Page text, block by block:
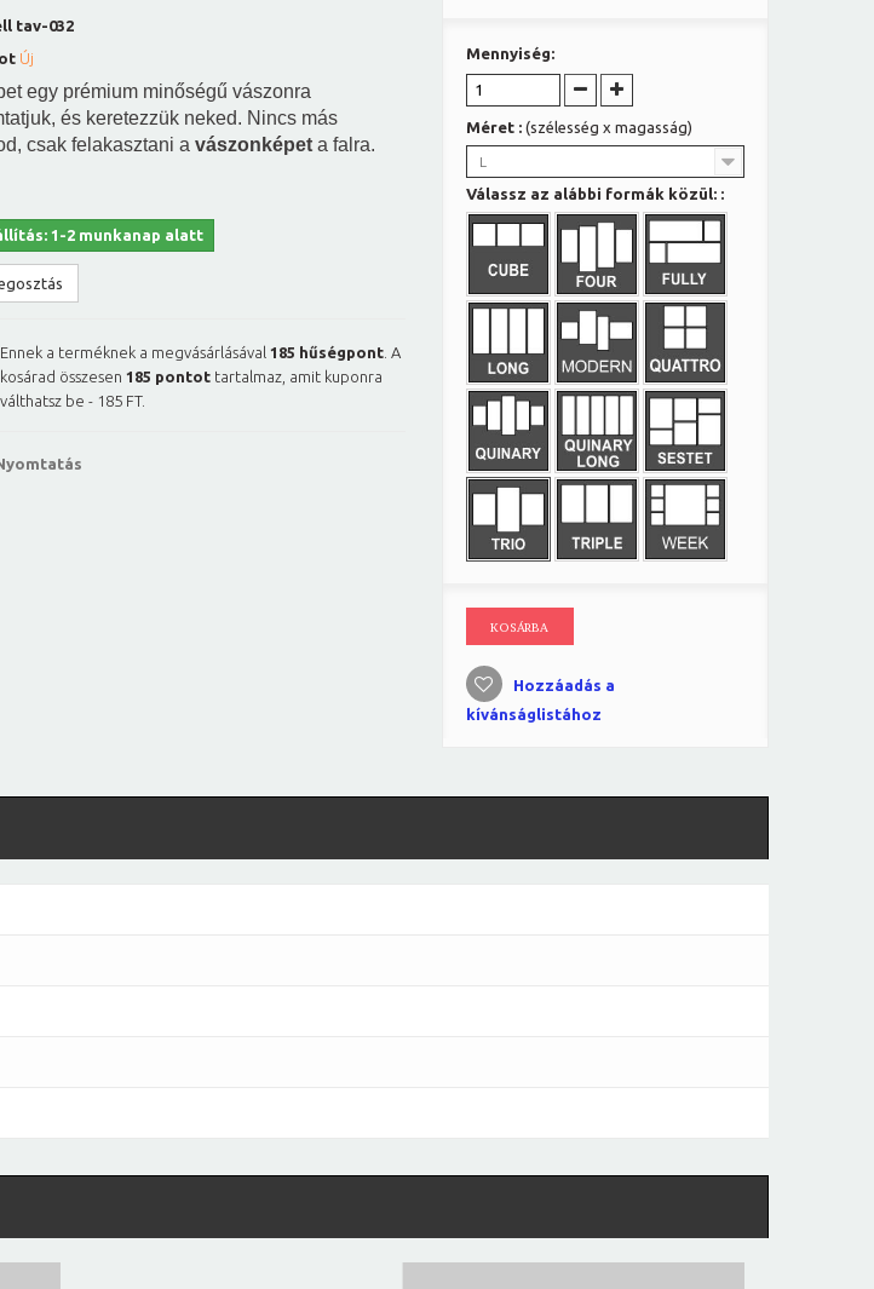
tav-032
Új
egy prémium minőségű vászonra
és keretezzük neked. Nincs más
csak felakasztani a vászonképet a falra.
1-2 munkanap alatt
Ennek a terméknek a megvásárlásával 185 hűségpont . A
kosárad összesen 185 pontot tartalmaz, amit kuponra
válthatsz be - 185 FT.
Mennyiség:
Méret : (szélesség x magasság)
L
Válassz az alábbi formák közül: :
KOSÁRBA
Hozzáadás a
kívánságlistához